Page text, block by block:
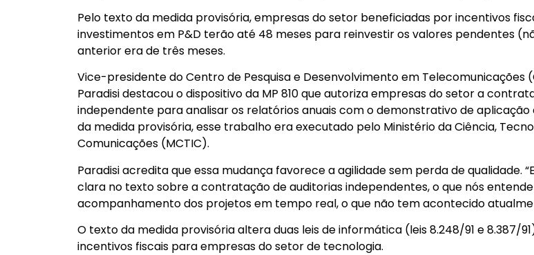
Pelo texto da medida provisória, empresas do setor beneficiadas por incentivos
investimentos em P&D terão até 48 meses para reinvestir os valores pendentes
anterior era de três meses.
Vice-presidente do Centro de Pesquisa e Desenvolvimento em Telecomunicações
Paradisi destacou o dispositivo da MP 810 que autoriza empresas do setor a
independente para analisar os relatórios anuais com o demonstrativo de aplicação
da medida provisória, esse trabalho era executado pelo Ministério da Ciência,
Comunicações (MCTIC).
Paradisi acredita que essa mudança favorece a agilidade sem perda de qualidade.
clara no texto sobre a contratação de auditorias independentes, o que nós
acompanhamento dos projetos em tempo real, o que não tem acontecido
O texto da medida provisória altera duas leis de informática (leis 8.248/91 e 8.387/
incentivos fiscais para empresas do setor de tecnologia.